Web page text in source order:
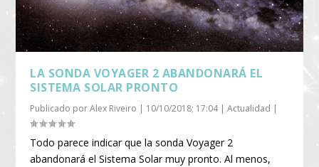
LA SONDA VOYAGER 2 ABANDONARÁ EL
SISTEMA SOLAR PRONTO
Publicado porAlex Riveiro | 10/10/2018; 17:04|Actualidad |
Todo parece indicar que la sonda Voyager 2
abandonará el Sistema Solar muy pronto. Al menos,